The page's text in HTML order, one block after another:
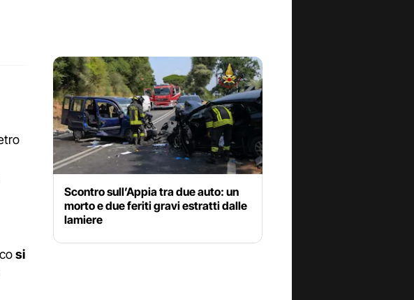
si
Scontro sull’Appia tra due auto: un
morto e due feriti gravi estratti dalle
lamiere